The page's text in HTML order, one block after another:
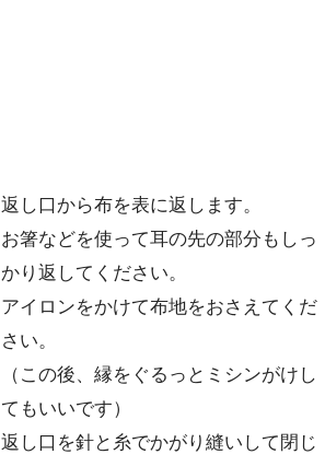
返し口から布を表に返します。
お箸などを使って耳の先の部分もしっ
かり返してください。
アイロンをかけて布地をおさえてくだ
さい。
（この後、縁をぐるっとミシンがけし
てもいいです）
返し口を針と糸でかがり縫いして閉じ